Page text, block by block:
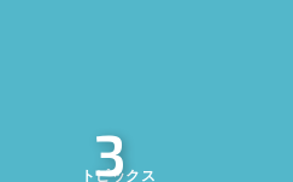
3
トピックス